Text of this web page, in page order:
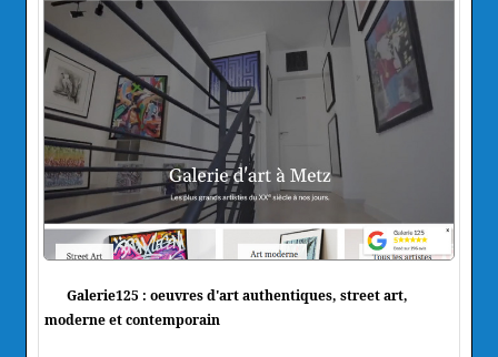
Galerie125 : oeuvres d'art authentiques, street art,
moderne et contemporain